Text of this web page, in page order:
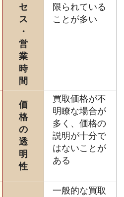
セ
ス
・
営
業
時
間
限られている
ことが多い
価
格
の
透
明
性
買取価格が不
明瞭な場合が
多く、価格の
説明が十分で
はないことが
ある
一般的な買取